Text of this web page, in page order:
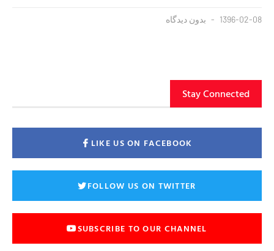
1396-02-08 بدون دیدگاه
Stay Connected
LIKE US ON FACEBOOK
FOLLOW US ON TWITTER
SUBSCRIBE TO OUR CHANNEL